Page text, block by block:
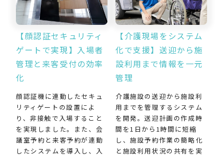
【顔認証セキュリティ
ゲートで実現】入場者
管理と来客受付の効率
化
顔認証機に連動したセキュ
リティゲートの設置によ
り、非接触で入場すること
を実現しました。また、会
議室予約と来客予約が連動
したシステムを導入し、入
【介護現場をシステム
化で支援】送迎から施
設利用まで情報を一元
管理
介護施設の送迎から施設利
用までを管理するシステム
を開発。送迎計画の作成時
間を1日から1時間に短縮
し、施設予約作業の簡略化
と施設利用状況の共有を実